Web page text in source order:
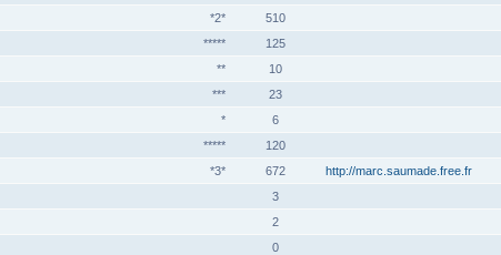
*2*
510
*****
125
**
10
***
23
*
6
*****
120
*3*
672 http://marc.saumade.free.fr
3
2
0